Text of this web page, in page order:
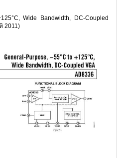
Wide Bandwidth, DC-Coupled
2011)